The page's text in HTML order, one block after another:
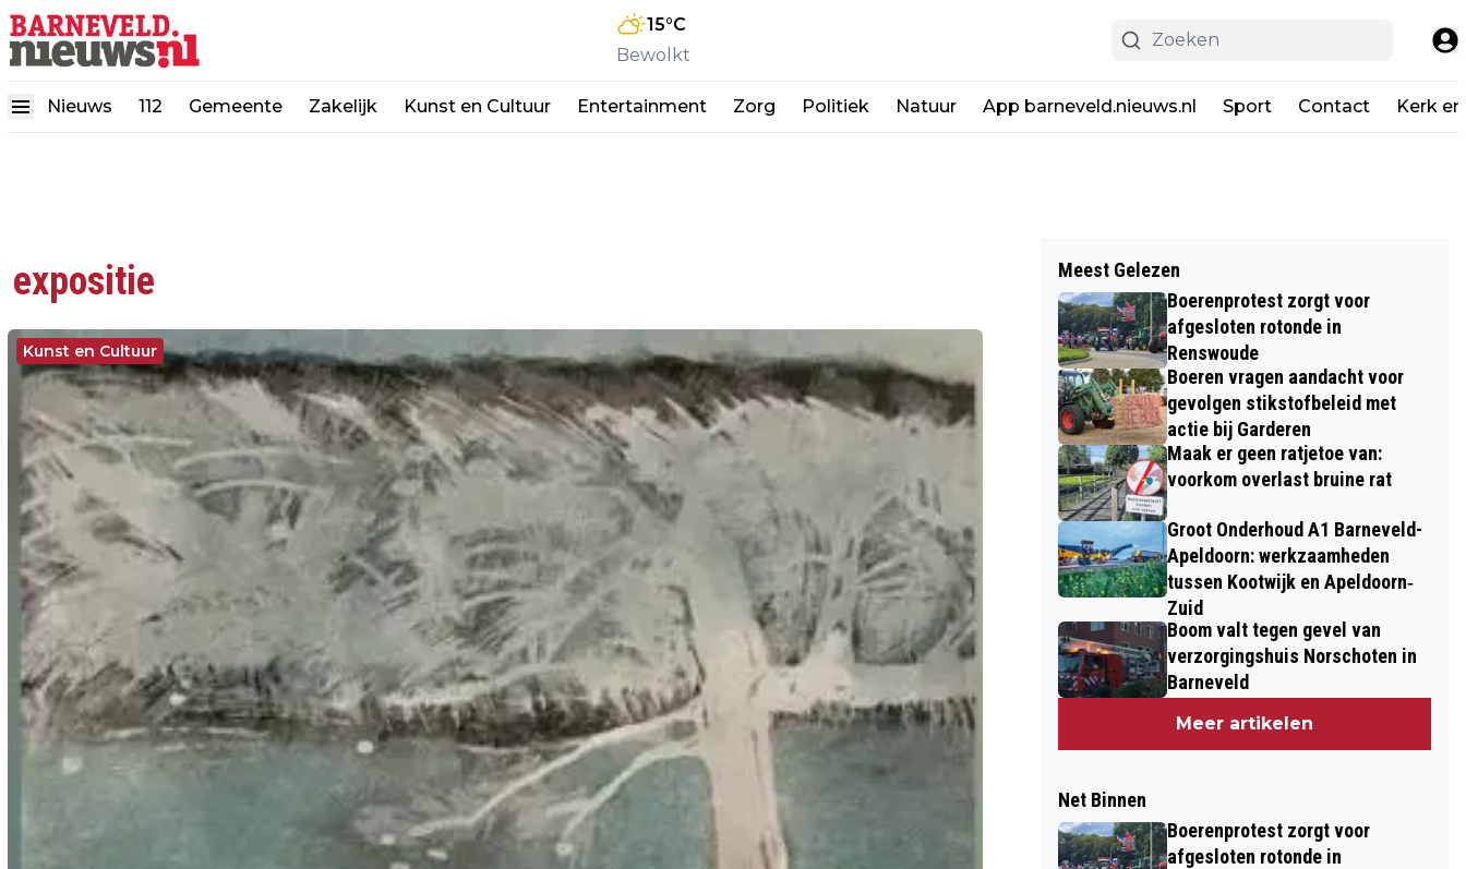
15°C
Bewolkt
Nieuws 112 Gemeente Zakelijk Kunst en Cultuur Entertainment Zorg Politiek Natuur App barneveld.nieuws.nl Sport Contact Kerk
expositie
Kunst en Cultuur
Meest Gelezen
Boerenprotest zorgt voor
afgesloten rotonde in
Renswoude
Boeren vragen aandacht voor
gevolgen stikstofbeleid met
actie bij Garderen
Maak er geen ratjetoe van:
voorkom overlast bruine rat
Groot Onderhoud A1 Barneveld-
Apeldoorn: werkzaamheden
tussen Kootwijk en Apeldoorn‐
Zuid
Boom valt tegen gevel van
verzorgingshuis Norschoten in
Barneveld
Meer artikelen
Net Binnen
Boerenprotest zorgt voor
afgesloten rotonde in